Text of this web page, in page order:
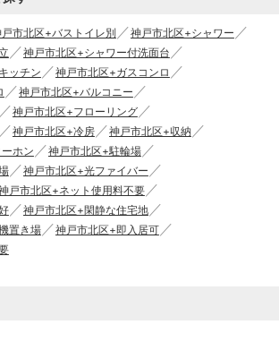
市北区+バストイレ別
神戸市北区+シャワー
神戸市北区+シャワー付洗面台
ッチン
神戸市北区+ガスコンロ
神戸市北区+バルコニー
神戸市北区+フローリング
神戸市北区+冷房
神戸市北区+収納
ホン
神戸市北区+駐輪場
神戸市北区+光ファイバー
戸市北区+ネット使用料不要
神戸市北区+閑静な住宅地
置き場
神戸市北区+即入居可